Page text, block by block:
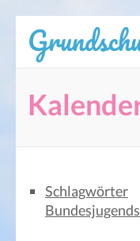
Inhalt
springen
drücken)
Schlagwörter